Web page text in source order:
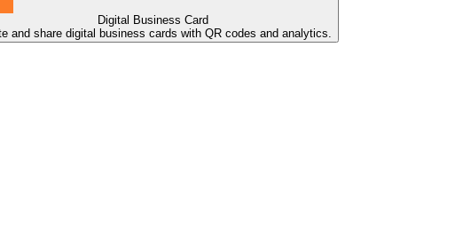
Digital Business Card
and share digital business cards with QR codes and analytics.